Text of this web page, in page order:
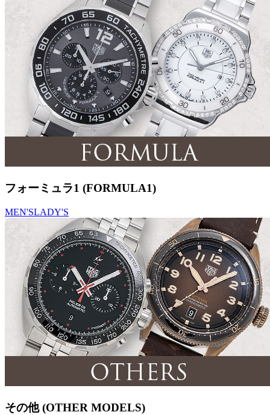
フォーミュラ1 (FORMULA1)
MEN'SLADY'S
その他 (OTHER MODELS)